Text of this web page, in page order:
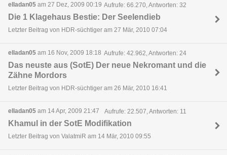
elladan05 am 27 Dez, 2009 00:19 Aufrufe: 66.270, Antworten: 32
Die 1 Klagehaus Bestie: Der Seelendieb
Letzter Beitrag von HDR-süchtiger am 27 Mär, 2010 07:04
elladan05 am 16 Nov, 2009 18:18 Aufrufe: 42.962, Antworten: 24
Das neuste aus (SotE) Der neue Nekromant und die
Zähne Mordors
Letzter Beitrag von HDR-süchtiger am 26 Mär, 2010 16:41
elladan05 am 14 Apr, 2009 21:47 Aufrufe: 22.507, Antworten: 11
Khamul in der SotE Modifikation
Letzter Beitrag von ValatmiR am 14 Mär, 2010 09:55